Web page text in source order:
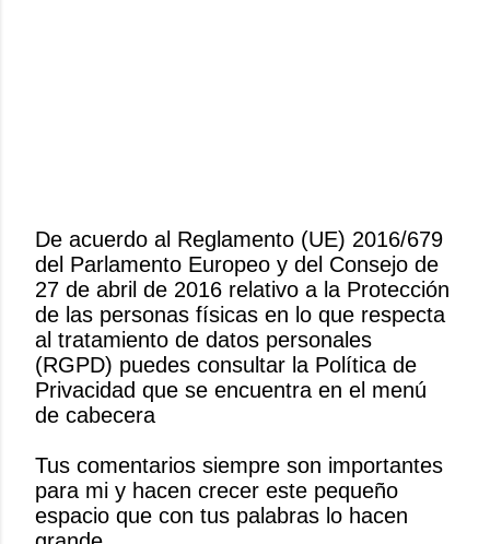
P
u
b
l
i
c
a
u
n
c
De acuerdo al Reglamento (UE) 2016/679
del Parlamento Europeo y del Consejo de
27 de abril de 2016 relativo a la Protección
de las personas físicas en lo que respecta
al tratamiento de datos personales
(RGPD) puedes consultar la Política de
Privacidad que se encuentra en el menú
de cabecera
Tus comentarios siempre son importantes
para mi y hacen crecer este pequeño
espacio que con tus palabras lo hacen